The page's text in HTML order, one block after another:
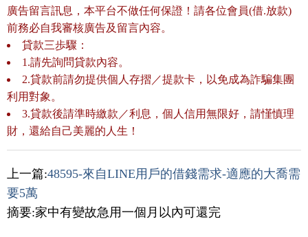
廣告留言訊息，本平台不做任何保證！請各位會員(借.放款)
前務必自我審核廣告及留言內容。
貸款三歩驟：
1.請先詢問貸款內容。
2.貸款前請勿提供個人存摺／提款卡，以免成為詐騙集團
利用對象。
3.貸款後請準時繳款／利息，個人信用無限好，請慬慎理
財，還給自己美麗的人生！
上一篇:48595-來自LINE用戶的借錢需求-適應的大喬需
要5萬
摘要:家中有變故急用一個月以內可還完